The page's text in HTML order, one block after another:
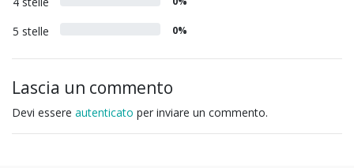
5 stelle 0%
Lascia un commento
Devi essere autenticato per inviare un commento.